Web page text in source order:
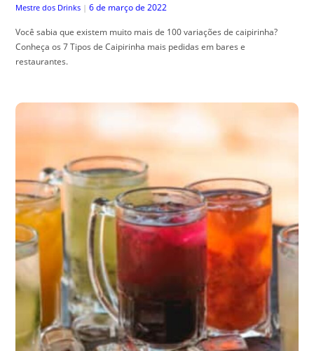
Mestre dos Drinks | 6 de março de 2022
Você sabia que existem muito mais de 100 variações de caipirinha?
Conheça os 7 Tipos de Caipirinha mais pedidas em bares e
restaurantes.